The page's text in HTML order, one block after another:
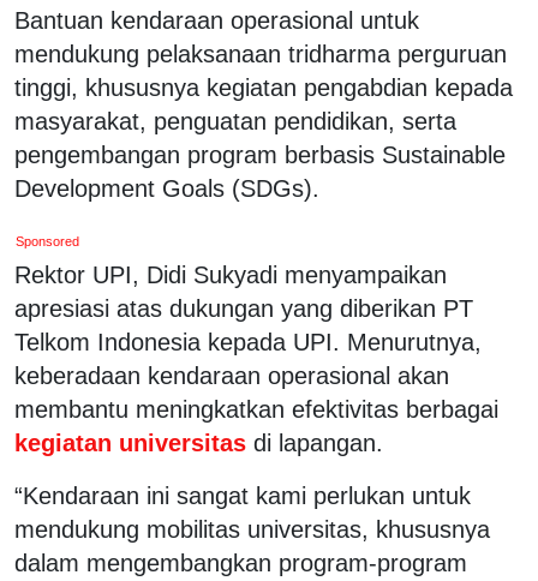
Bantuan kendaraan operasional untuk
mendukung pelaksanaan tridharma perguruan
tinggi, khususnya kegiatan pengabdian kepada
masyarakat, penguatan pendidikan, serta
pengembangan program berbasis Sustainable
Development Goals (SDGs).
Sponsored
Rektor UPI, Didi Sukyadi menyampaikan
apresiasi atas dukungan yang diberikan PT
Telkom Indonesia kepada UPI. Menurutnya,
keberadaan kendaraan operasional akan
membantu meningkatkan efektivitas berbagai
kegiatan universitas di lapangan.
“Kendaraan ini sangat kami perlukan untuk
mendukung mobilitas universitas, khususnya
dalam mengembangkan program-program